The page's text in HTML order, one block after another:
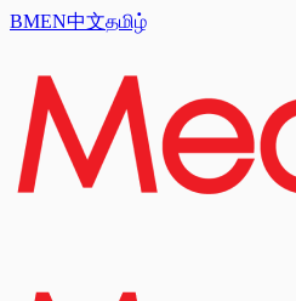
BMEN中文தமிழ்